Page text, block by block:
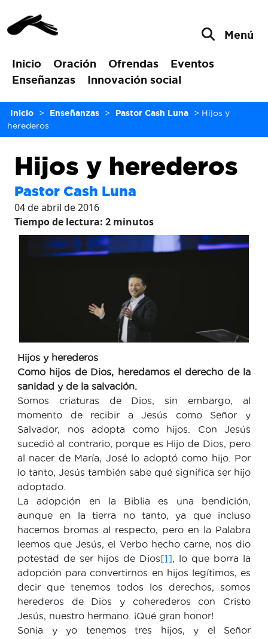
Inicio Oración Ofrendas
Eventos
Enseñanzas
Innovación social
Menú
Inicio > Enseñanzas > Pastor Cash Luna > Hijos y
herederos
Hijos y herederos
Pastor Cash Luna
04 de abril de 2016
Tiempo de lectura: 2 minutos
Hijos y herederos
Como hijos de Dios, heredamos el derecho de la
sanidad y de la salvación.
Somos criaturas de Dios, sin embargo, al
momento de recibir a Jesús como Señor y
Salvador, nos adopta como hijos. Con Jesús
sucedió al contrario, porque es Hijo de Dios, pero
al nacer de María, José lo adoptó como hijo. Por
lo tanto, Jesús también sabe qué significa ser hijo
adoptado.
La adopción en la Biblia es una bendición,
aunque en la tierra no tanto, ya que incluso
hacemos bromas al respecto, pero en la Palabra
leemos que Jesús, el Verbo hecho carne, nos dio
potestad de ser hijos de Dios[1], lo que borra la
adopción para convertirnos en hijos legítimos, es
decir que tenemos todos los derechos, somos
herederos de Dios y coherederos con Cristo
Jesús, nuestro hermano. ¡Qué gran honor!
Sonia y yo tenemos tres hijos, y el Señor